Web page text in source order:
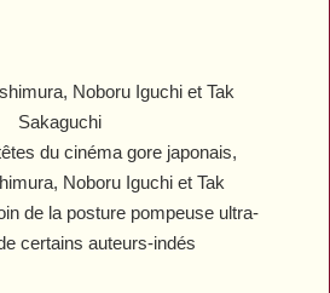
du cinéma gore japonais,
Noboru Iguchi et Tak
de la posture pompeuse ultra-
certains auteurs-indés